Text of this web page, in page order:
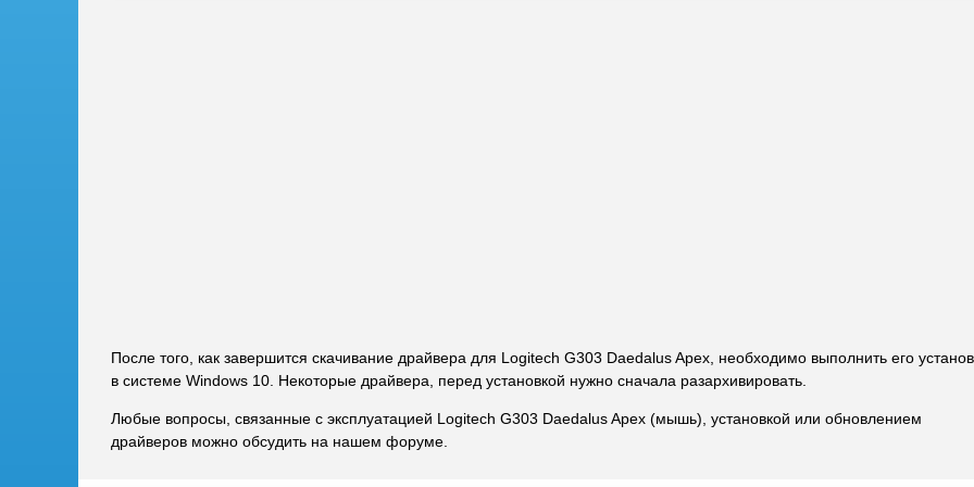
После того, как завершится скачивание драйвера для Logitech G303 Daedalus Apex, необходимо выполнить его
в системе Windows 10. Некоторые драйвера, перед установкой нужно сначала разархивировать.
Любые вопросы, связанные с эксплуатацией Logitech G303 Daedalus Apex (мышь), установкой или обновлением
драйверов можно обсудить на нашем форуме.